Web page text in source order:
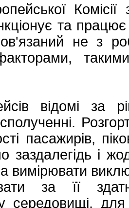
та
не з
відомі за
пасажирів,
заздалегідь і
вимірювати
за її
середовищі,